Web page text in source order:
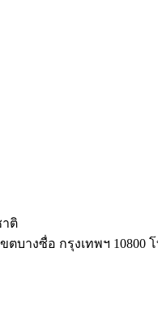
ติ
างซื่อ กรุงเทพฯ 10800 โ